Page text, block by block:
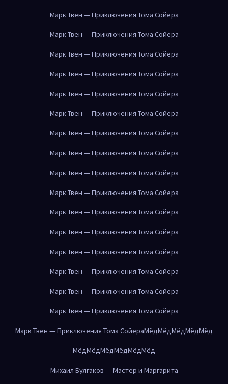
Марк Твен — Приключения Тома Сойера
Марк Твен — Приключения Тома Сойера
Марк Твен — Приключения Тома Сойера
Марк Твен — Приключения Тома Сойера
Марк Твен — Приключения Тома Сойера
Марк Твен — Приключения Тома Сойера
Марк Твен — Приключения Тома Сойера
Марк Твен — Приключения Тома Сойера
Марк Твен — Приключения Тома Сойера
Марк Твен — Приключения Тома Сойера
Марк Твен — Приключения Тома Сойера
Марк Твен — Приключения Тома Сойера
Марк Твен — Приключения Тома Сойера
Марк Твен — Приключения Тома Сойера
Марк Твен — Приключения Тома Сойера
Марк Твен — Приключения Тома Сойера
Марк Твен — Приключения Тома СойераМёдМёдМёдМёдМёд
МёдМёдМёдМёдМёдМёд
Михаил Булгаков — Мастер и Маргарита